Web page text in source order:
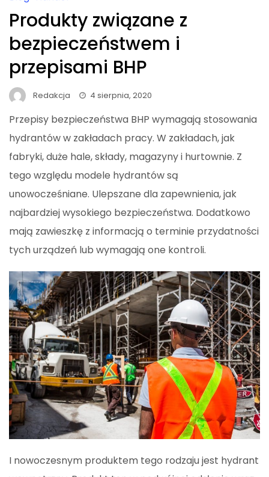
Produkty związane z
bezpieczeństwem i
przepisami BHP
Redakcja 4 sierpnia, 2020
Przepisy bezpieczeństwa BHP wymagają stosowania
hydrantów w zakładach pracy. W zakładach, jak
fabryki, duże hale, składy, magazyny i hurtownie. Z
tego względu modele hydrantów są
unowocześniane. Ulepszane dla zapewnienia, jak
najbardziej wysokiego bezpieczeństwa. Dodatkowo
mają zawieszkę z informacją o terminie przydatności
tych urządzeń lub wymagają one kontroli.
I nowoczesnym produktem tego rodzaju jest hydrant